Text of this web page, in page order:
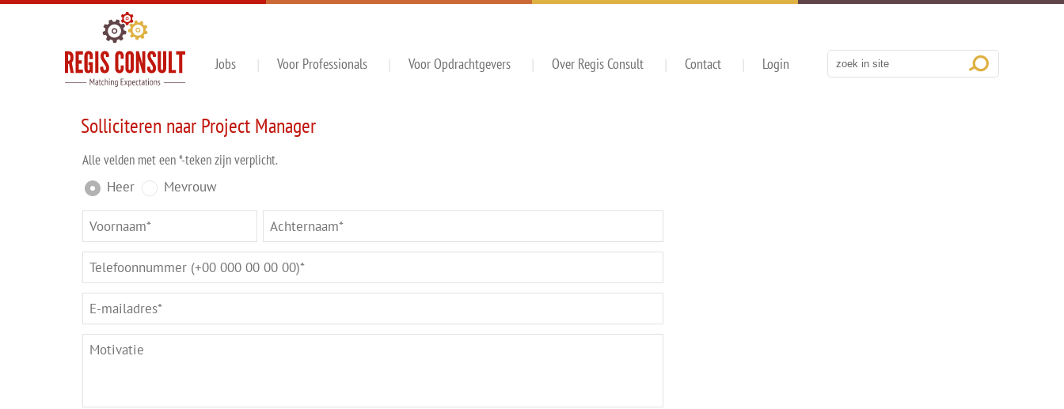
Jobs Voor Professionals Voor Opdrachtgevers Over Regis Consult Contact Login
Solliciteren naar Project Manager
Alle velden met een *-teken zijn verplicht.
Heer
Mevrouw